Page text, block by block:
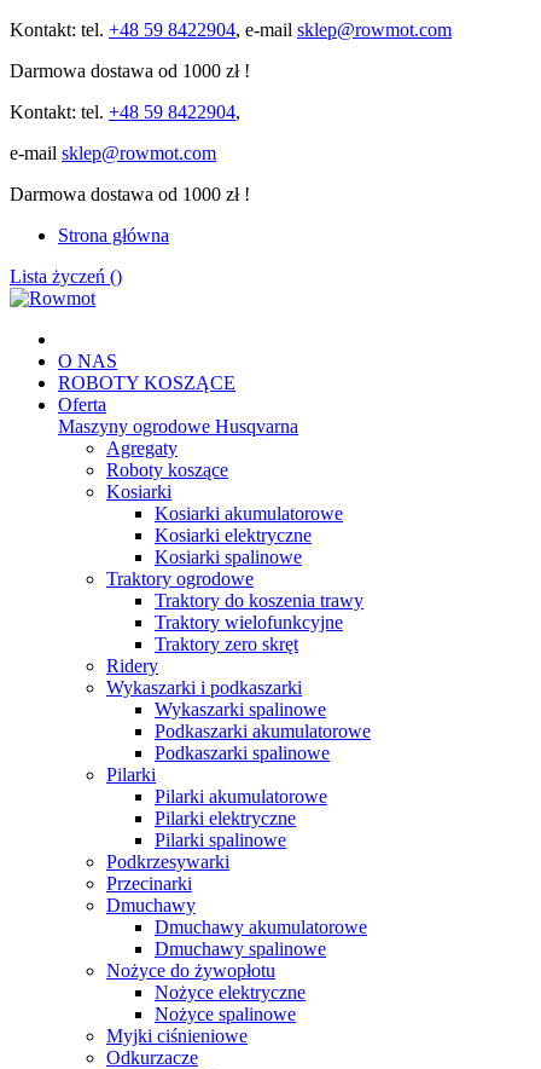
Kontakt: tel. +48 59 8422904, e-mail sklep@rowmot.com
Darmowa dostawa od 1000 zł !
Kontakt: tel. +48 59 8422904,
e-mail sklep@rowmot.com
Darmowa dostawa od 1000 zł !
Strona główna
Lista życzeń ()
O NAS
ROBOTY KOSZĄCE
Oferta
Maszyny ogrodowe Husqvarna
Agregaty
Roboty koszące
Kosiarki
Kosiarki akumulatorowe
Kosiarki elektryczne
Kosiarki spalinowe
Traktory ogrodowe
Traktory do koszenia trawy
Traktory wielofunkcyjne
Traktory zero skręt
Ridery
Wykaszarki i podkaszarki
Wykaszarki spalinowe
Podkaszarki akumulatorowe
Podkaszarki spalinowe
Pilarki
Pilarki akumulatorowe
Pilarki elektryczne
Pilarki spalinowe
Podkrzesywarki
Przecinarki
Dmuchawy
Dmuchawy akumulatorowe
Dmuchawy spalinowe
Nożyce do żywopłotu
Nożyce elektryczne
Nożyce spalinowe
Myjki ciśnieniowe
Odkurzacze